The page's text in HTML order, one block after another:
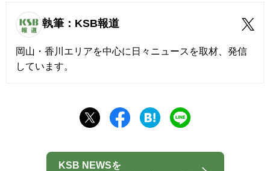
執筆：KSB報道
岡山・香川エリアを中心に日々ニュースを取材、発信
しています。
KSB NEWSを